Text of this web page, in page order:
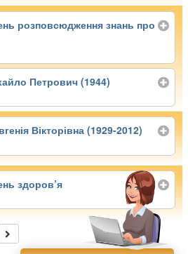
розповсюдження знань про
Петрович (1944)
Вікторівна (1929-2012)
здоров’я